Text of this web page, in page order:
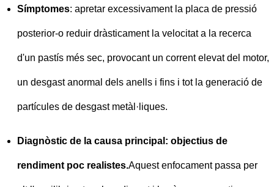
Símptomes: apretar excessivament la placa de pressió
posterior-o reduir dràsticament la velocitat a la recerca
d'un pastís més sec, provocant un corrent elevat del motor,
un desgast anormal dels anells i fins i tot la generació de
partícules de desgast metàl·liques.
Diagnòstic de la causa principal: objectius de
rendiment poc realistes.Aquest enfocament passa per